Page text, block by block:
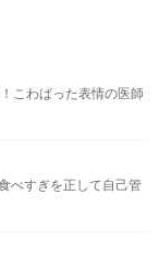
こわばった表情の医師
べすぎを正して自己管